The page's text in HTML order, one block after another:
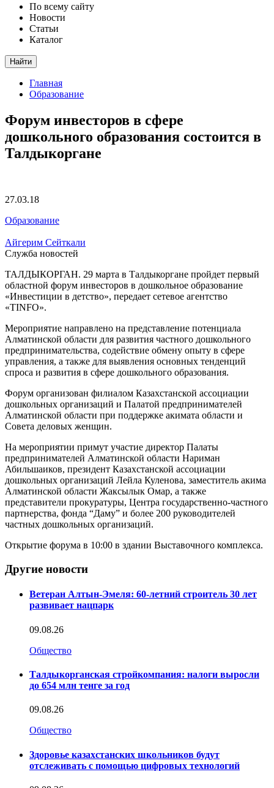
По всему сайту
Новости
Статьи
Каталог
Найти
Главная
Образование
Форум инвесторов в сфере
дошкольного образования состоится в
Талдыкоргане
27.03.18
Образование
Айгерим Сейткали
Служба новостей
ТАЛДЫКОРГАН. 29 марта в Талдыкоргане пройдет первый
областной форум инвесторов в дошкольное образование
«Инвестиции в детство», передает сетевое агентство
«TINFO».
Мероприятие направлено на представление потенциала
Алматинской области для развития частного дошкольного
предпринимательства, содействие обмену опыту в сфере
управления, а также для выявления основных тенденций
спроса и развития в сфере дошкольного образования.
Форум организован филиалом Казахстанской ассоциации
дошкольных организаций и Палатой предпринимателей
Алматинской области при поддержке акимата области и
Совета деловых женщин.
На мероприятии примут участие директор Палаты
предпринимателей Алматинской области Нариман
Абильшаиков, президент Казахстанской ассоциации
дошкольных организаций Лейла Куленова, заместитель акима
Алматинской области Жаксылык Омар, а также
представители прокуратуры, Центра государственно-частного
партнерства, фонда “Даму” и более 200 руководителей
частных дошкольных организаций.
Открытие форума в 10:00 в здании Выставочного комплекса.
Другие новости
Ветеран Алтын-Эмеля: 60-летний строитель 30 лет
развивает нацпарк
09.08.26
Общество
Талдыкорганская стройкомпания: налоги выросли
до 654 млн тенге за год
09.08.26
Общество
Здоровье казахстанских школьников будут
отслеживать с помощью цифровых технологий